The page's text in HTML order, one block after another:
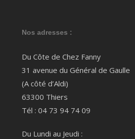
Nos adresses :
Du Côte de Chez Fanny
31 avenue du Général de Gaulle
(A côté d’Aldi)
63300 Thiers
Tél : 04 73 94 74 09
Du Lundi au Jeudi :